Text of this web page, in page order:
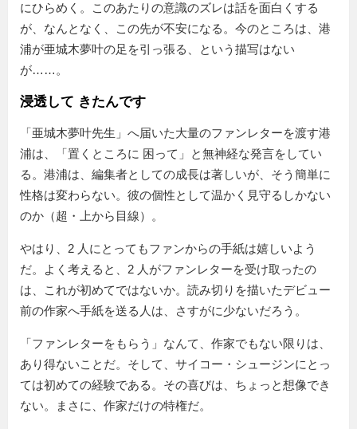
にひらめく。このあたりの意識のズレは話を面白くする
が、なんとなく、この先が不安になる。今のところは、港
浦が亜城木夢叶の足を引っ張る、という描写はない
が……。
浸透して きたんです
「亜城木夢叶先生」へ届いた大量のファンレターを渡す港
浦は、
置くところに 困って
と無神経な発言をしてい
る。港浦は、編集者としての成長は著しいが、そう簡単に
性格は変わらない。彼の個性として温かく見守るしかない
のか（超・上から目線）。
やはり、2 人にとってもファンからの手紙は嬉しいよう
だ。よく考えると、2 人がファンレターを受け取ったの
は、これが初めてではないか。読み切りを描いたデビュー
前の作家へ手紙を送る人は、さすがに少ないだろう。
「ファンレターをもらう」なんて、作家でもない限りは、
あり得ないことだ。そして、サイコー・シュージンにとっ
ては初めての経験である。その喜びは、ちょっと想像でき
ない。まさに、作家だけの特権だ。